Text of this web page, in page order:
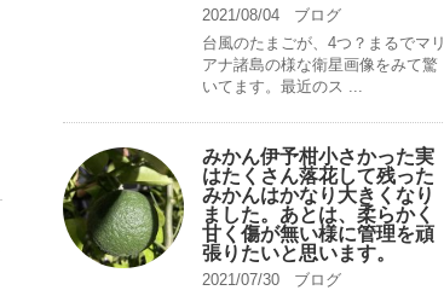
2021/08/04
ブログ
台風のたまごが、4つ？まるでマリ
アナ諸島の様な衛星画像をみて驚
いてます。最近のス ...
みかん伊予柑小さかった実
はたくさん落花して残った
みかんはかなり大きくなり
ました。あとは、柔らかく
甘く傷が無い様に管理を頑
張りたいと思います。
2021/07/30
ブログ